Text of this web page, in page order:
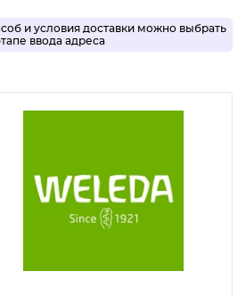
и условия доставки можно выбрать
ввода адреса